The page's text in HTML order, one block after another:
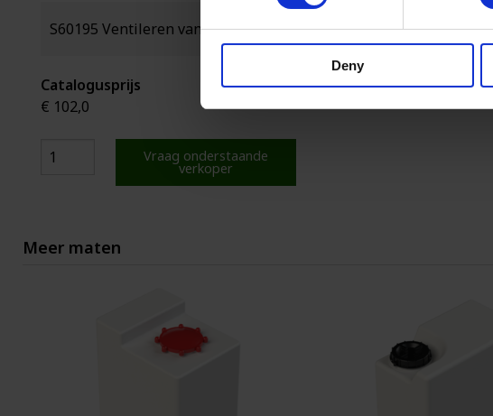
Deny
Catalogusprijs
€ 102,0
Vraag onderstaande
verkoper
Meer maten